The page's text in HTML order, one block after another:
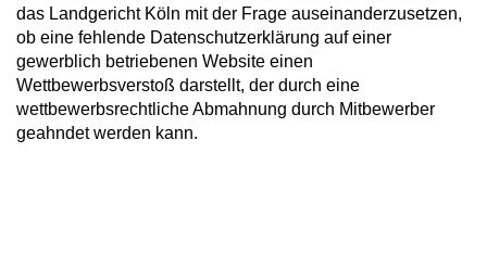
das Landgericht Köln mit der Frage auseinanderzusetzen,
ob eine fehlende Datenschutzerklärung auf einer
gewerblich betriebenen Website einen
Wettbewerbsverstoß darstellt, der durch eine
wettbewerbsrechtliche Abmahnung durch Mitbewerber
geahndet werden kann.